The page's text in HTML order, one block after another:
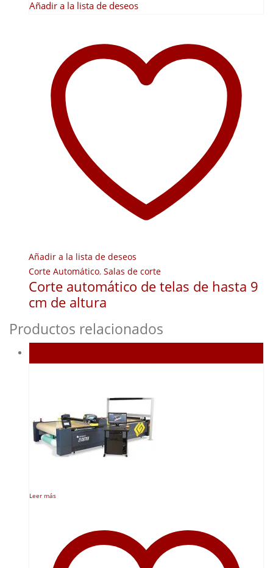
Añadir a la lista de deseos
Añadir a la lista de deseos
Corte Automático, Salas de corte
Corte automático de telas de hasta 9
cm de altura
Productos relacionados
Leer más